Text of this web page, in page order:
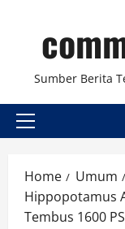
content
Sumber Berita
Primary
Home
Umum
Hippopotamus
Tembus 1600